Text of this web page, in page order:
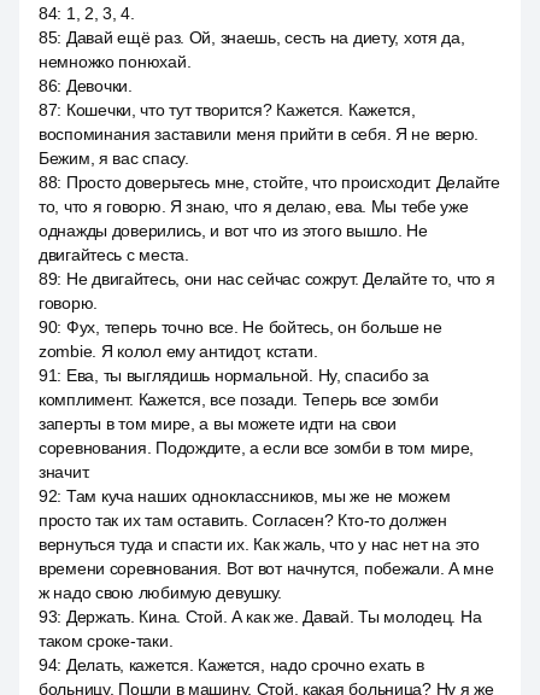
84: 1, 2, 3, 4.
85: Давай ещё раз. Ой, знаешь, сесть на диету, хотя да,
немножко понюхай.
86: Девочки.
87: Кошечки, что тут творится? Кажется. Кажется,
воспоминания заставили меня прийти в себя. Я не верю.
Бежим, я вас спасу.
88: Просто доверьтесь мне, стойте, что происходит. Делайте
то, что я говорю. Я знаю, что я делаю, ева. Мы тебе уже
однажды доверились, и вот что из этого вышло. Не
двигайтесь с места.
89: Не двигайтесь, они нас сейчас сожрут. Делайте то, что я
говорю.
90: Фух, теперь точно все. Не бойтесь, он больше не
zombie. Я колол ему антидот, кстати.
91: Ева, ты выглядишь нормальной. Ну, спасибо за
комплимент. Кажется, все позади. Теперь все зомби
заперты в том мире, а вы можете идти на свои
соревнования. Подождите, а если все зомби в том мире,
значит.
92: Там куча наших одноклассников, мы же не можем
просто так их там оставить. Согласен? Кто-то должен
вернуться туда и спасти их. Как жаль, что у нас нет на это
времени соревнования. Вот вот начнутся, побежали. А мне
ж надо свою любимую девушку.
93: Держать. Кина. Стой. А как же. Давай. Ты молодец. На
таком сроке-таки.
94: Делать, кажется. Кажется, надо срочно ехать в
больницу. Пошли в машину. Стой, какая больница? Ну я же